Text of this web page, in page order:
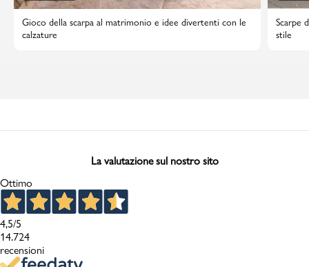
Gioco della scarpa al matrimonio e idee divertenti con le
calzature
Scarpe
stile
La valutazione sul nostro sito
Ottimo
4,5/5
14.724
recensioni